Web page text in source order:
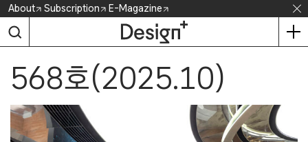
Skip
content
About Subscription E-Magazine
568호(2025.10)